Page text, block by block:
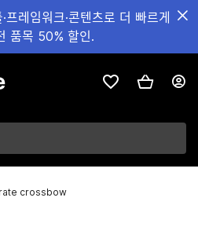
레임워크·콘텐츠로 더 빠르게
품목 50% 할인.
crossbow